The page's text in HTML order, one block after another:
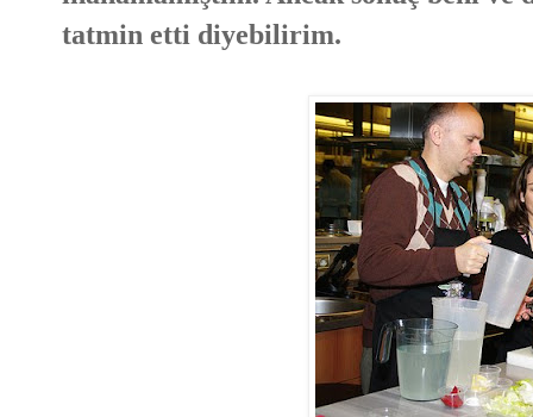
tatmin etti diyebilirim.